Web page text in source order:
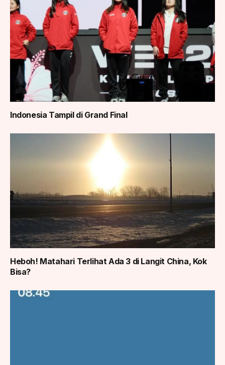
Indonesia Tampil di Grand Final
Heboh! Matahari Terlihat Ada 3 di Langit China, Kok
Bisa?